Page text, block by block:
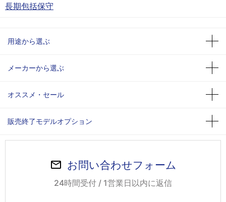
長期包括保守
用途から選ぶ
メーカーから選ぶ
オススメ・セール
販売終了モデルオプション
お問い合わせフォーム
24時間受付 / 1営業日以内に返信